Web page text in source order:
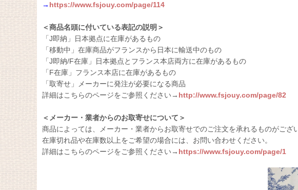
→ https://www.fsjouy.com/page/114
＜商品名頭に付いている表記の説明＞
「J即納」日本拠点に在庫があるもの
「移動中」在庫商品がフランスから日本に輸送中のもの
「J即納/F在庫」日本拠点とフランス本店両方に在庫があるもの
「F在庫」フランス本店に在庫があるもの
「取寄せ」メーカーに発注が必要になる商品
詳細はこちらのページをご参照ください→ http://www.fsjouy.com/page/82
＜メーカー・業者からのお取寄せについて＞
商品によっては、メーカー・業者からお取寄せでのご注文を承れるものがござ
在庫切れ品や在庫数以上をご希望の場合には、お問い合わせください。
詳細はこちらのページをご参照ください→ https://www.fsjouy.com/page/1